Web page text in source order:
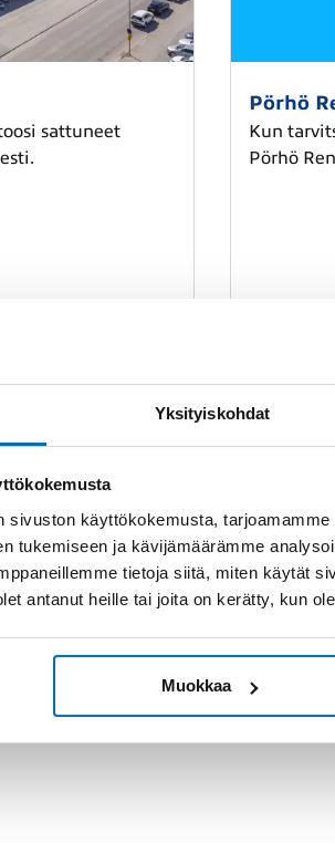
Yksityiskohdat
sivuston käyttökokemusta,
tukemiseen ja kävijämäärämme
tietoja siitä, miten käytät
antanut heille tai joita on kerätty, kun
Muokkaa
sattuneet
Pörhö
Kun
Pörhö
Vauriokorjaus